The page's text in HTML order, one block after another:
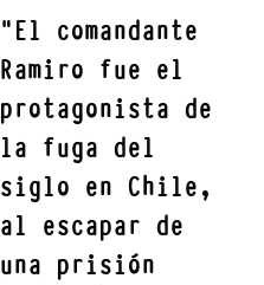
"El comandante
Ramiro fue el
protagonista de
la fuga del
siglo en Chile,
al escapar de
una prisión